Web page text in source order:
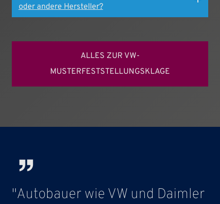
oder andere Hersteller?
ALLES ZUR VW-
MUSTERFESTSTELLUNGSKLAGE
"Autobauer wie VW und Daimler